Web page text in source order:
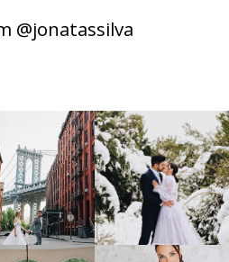
@jonatassilva